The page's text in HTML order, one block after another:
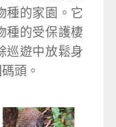
種的家園。它
種的受保護棲
巡遊中放鬆身
頭。